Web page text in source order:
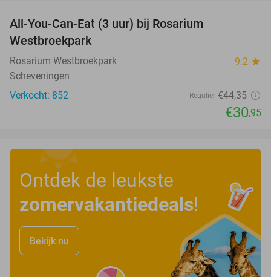
All-You-Can-Eat (3 uur) bij Rosarium
Westbroekpark
Rosarium Westbroekpark 9.2 star
Scheveningen
Verkocht: 852
Regulier €44,35
€30,95
Ontdek de leukste
zomervakantiedeals!
Bekijk nu